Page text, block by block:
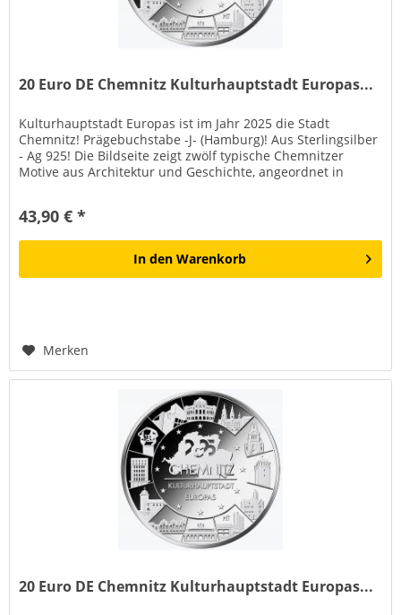
20 Euro DE Chemnitz Kulturhauptstadt Europas...
Kulturhauptstadt Europas ist im Jahr 2025 die Stadt
Chemnitz! Prägebuchstabe -J- (Hamburg)! Aus Sterlingsilber
- Ag 925! Die Bildseite zeigt zwölf typische Chemnitzer
Motive aus Architektur und Geschichte, angeordnet in
43,90 € *
In den Warenkorb
Merken
20 Euro DE Chemnitz Kulturhauptstadt Europas...